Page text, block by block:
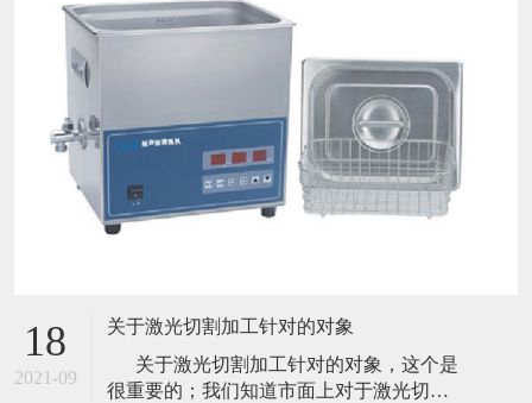
18
2021-09
关于激光切割加工针对的对象
关于激光切割加工针对的对象，这个是
很重要的；我们知道市面上对于激光切割